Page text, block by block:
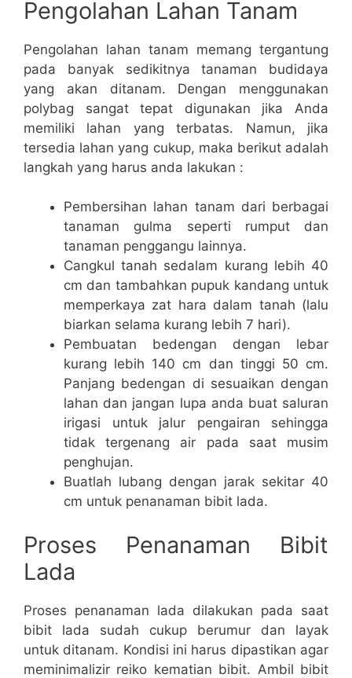
Pengolahan Lahan Tanam
Pengolahan lahan tanam memang tergantung
pada banyak sedikitnya tanaman budidaya
yang akan ditanam. Dengan menggunakan
polybag sangat tepat digunakan jika Anda
memiliki lahan yang terbatas. Namun, jika
tersedia lahan yang cukup, maka berikut adalah
langkah yang harus anda lakukan :
Pembersihan lahan tanam dari berbagai
tanaman gulma seperti rumput dan
tanaman penggangu lainnya.
Cangkul tanah sedalam kurang lebih 40
cm dan tambahkan pupuk kandang untuk
memperkaya zat hara dalam tanah (lalu
biarkan selama kurang lebih 7 hari).
Pembuatan bedengan dengan lebar
kurang lebih 140 cm dan tinggi 50 cm.
Panjang bedengan di sesuaikan dengan
lahan dan jangan lupa anda buat saluran
irigasi untuk jalur pengairan sehingga
tidak tergenang air pada saat musim
penghujan.
Buatlah lubang dengan jarak sekitar 40
cm untuk penanaman bibit lada.
Proses Penanaman Bibit
Lada
Proses penanaman lada dilakukan pada saat
bibit lada sudah cukup berumur dan layak
untuk ditanam. Kondisi ini harus dipastikan agar
meminimalizir reiko kematian bibit. Ambil bibit